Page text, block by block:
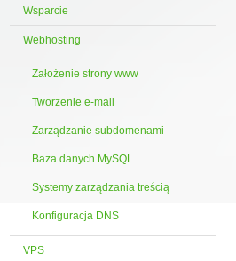
Wsparcie
Webhosting
Założenie strony www
Tworzenie e-mail
Zarządzanie subdomenami
Baza danych MySQL
Systemy zarządzania treścią
Konfiguracja DNS
VPS